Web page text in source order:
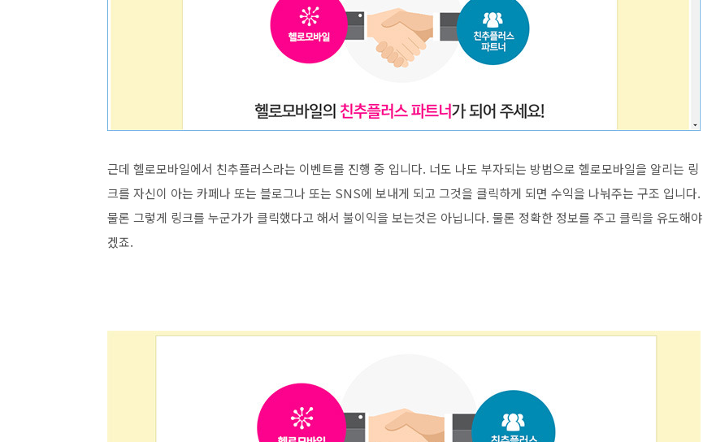
근데 헬로모바일에서 친추플러스라는 이벤트를 진행 중 입니다. 너도 나도 부자되는 방법으로 헬로모바일을 알리는 링
크를 자신이 아는 카페나 또는 블로그나 또는 SNS에 보내게 되고 그것을 클릭하게 되면 수익을 나눠주는 구조 입니다.
물론 그렇게 링크를 누군가가 클릭했다고 해서 불이익을 보는것은 아닙니다. 물론 정확한 정보를 주고 클릭을 유도해야
겠죠.